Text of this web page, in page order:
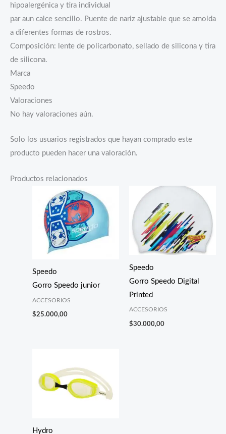
hipoalergénica y tira individual
par aun calce sencillo. Puente de nariz ajustable que se amolda
a diferentes formas de rostros.
Composición: lente de policarbonato, sellado de silicona y tira
de silicona.
Marca
Speedo
Valoraciones
No hay valoraciones aún.
Solo los usuarios registrados que hayan comprado este
producto pueden hacer una valoración.
Productos relacionados
Speedo
Gorro Speedo junior
ACCESORIOS
$25.000,00
Speedo
Gorro Speedo Digital
Printed
ACCESORIOS
$30.000,00
Hydro